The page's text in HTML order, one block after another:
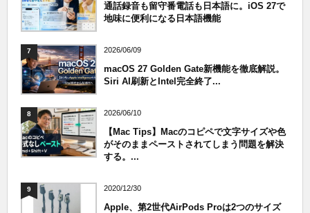
通話録音も留守番電話も日本語に。iOS 27で
地味に便利になる日本語機能
7 2026/06/09
macOS 27 Golden Gate新機能を徹底解説。
Siri AI刷新とIntel完全終了...
8 2026/06/10
【Mac Tips】Macのコピペで文字サイズや色
がそのままペーストされてしまう問題を解決
する。...
9 2020/12/30
Apple、第2世代AirPods Proは2つのサイズ